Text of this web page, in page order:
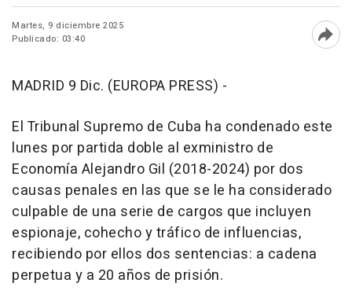
Martes, 9 diciembre 2025
Publicado: 03:40
MADRID 9 Dic. (EUROPA PRESS) -
El Tribunal Supremo de Cuba ha condenado este
lunes por partida doble al exministro de
Economía Alejandro Gil (2018-2024) por dos
causas penales en las que se le ha considerado
culpable de una serie de cargos que incluyen
espionaje, cohecho y tráfico de influencias,
recibiendo por ellos dos sentencias: a cadena
perpetua y a 20 años de prisión.